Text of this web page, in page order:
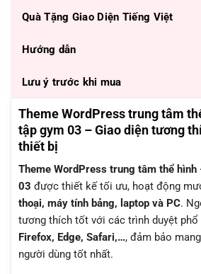
Quà Tặng Giao Diện Tiếng Việt
Hướng dẫn
Lưu ý trước khi mua
Theme WordPress trung tâm
tập gym 03 – Giao diện tương
thiết bị
Theme WordPress trung tâm thể hình
03 được thiết kế tối ưu, hoạt động
thoại, máy tính bảng, laptop và PC.
tương thích tốt với các trình duyệt phổ
Firefox, Edge, Safari,…, đảm bảo
người dùng tốt nhất.